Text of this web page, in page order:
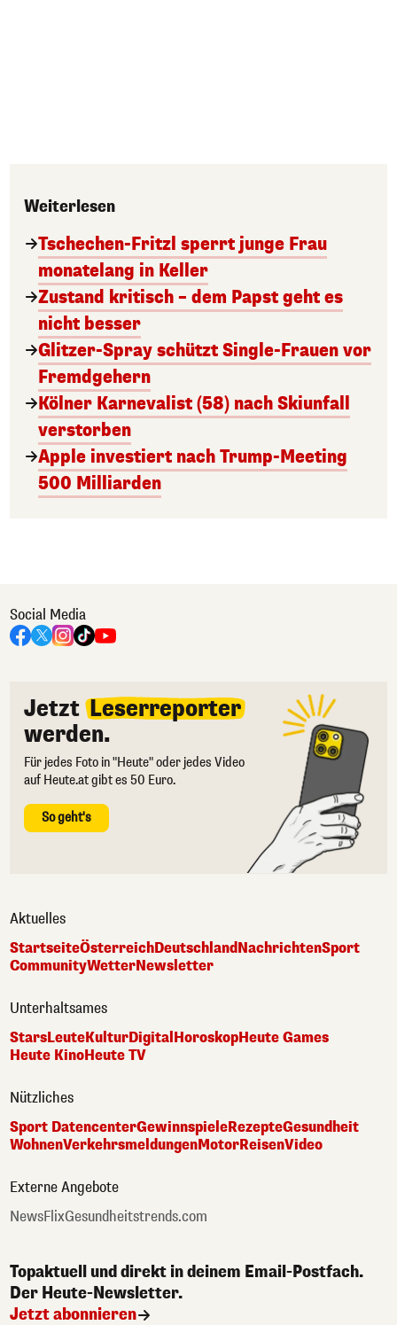
Weiterlesen
Tschechen-Fritzl sperrt junge Frau
monatelang in Keller
Zustand kritisch – dem Papst geht es
nicht besser
Glitzer-Spray schützt Single-Frauen vor
Fremdgehern
Kölner Karnevalist (58) nach Skiunfall
verstorben
Apple investiert nach Trump-Meeting
500 Milliarden
Social Media
Jetzt Leserreporter
werden.
Für jedes Foto in "Heute" oder jedes Video
auf Heute.at gibt es 50 Euro.
So geht's
Aktuelles
StartseiteÖsterreichDeutschlandNachrichtenSport
CommunityWetterNewsletter
Unterhaltsames
StarsLeuteKulturDigital HoroskopHeute Games
Heute KinoHeute TV
Nützliches
Sport DatencenterGewinnspieleRezepteGesundheit
WohnenVerkehrsmeldungenMotorReisenVideo
Externe Angebote
NewsFlixGesundheitstrends.com
Topaktuell und direkt in deinem Email-Postfach.
Der Heute-Newsletter.
Jetzt abonnieren